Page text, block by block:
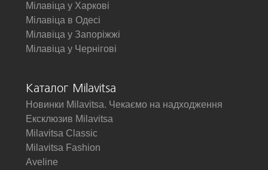
Мілавіца у Харкові
Мілавіца в Одесі
Мілавіца у Запоріжжі
Мілавіца у Чернігові
Каталог Milavitsa
Новинки Milavitsa. Чекаємо на надходження
Ексклюзив Milavitsa
Milavitsa Classic
Milavitsa Fashion
Aveline